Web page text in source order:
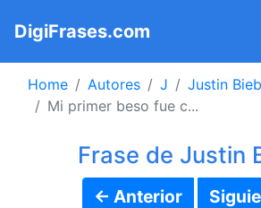
DigiFrases.com
Home Autores J
Justin
Mi primer beso fue c...
Frase de Justin
← Anterior